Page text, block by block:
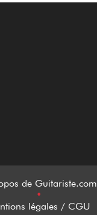
de Guitariste.com
•
légales / CGU